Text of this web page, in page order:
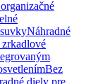
Náhradné
Bez
diely pre